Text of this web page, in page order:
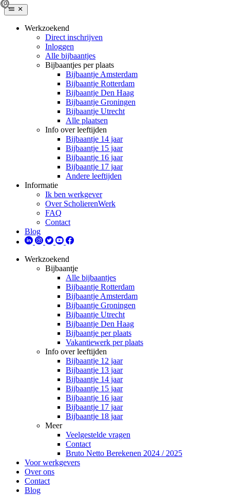
Werkzoekend
Direct inschrijven
Inloggen
Alle bijbaantjes
Bijbaantjes per plaats
Bijbaantje Amsterdam
Bijbaantje Rotterdam
Bijbaantje Den Haag
Bijbaantje Groningen
Bijbaantje Utrecht
Alle plaatsen
Info over leeftijden
Bijbaantje 14 jaar
Bijbaantje 15 jaar
Bijbaantje 16 jaar
Bijbaantje 17 jaar
Andere leeftijden
Informatie
Ik ben werkgever
Over ScholierenWerk
FAQ
Contact
Blog
Werkzoekend
Bijbaantje
Alle bijbaantjes
Bijbaantje Rotterdam
Bijbaantje Amsterdam
Bijbaantje Groningen
Bijbaantje Utrecht
Bijbaantje Den Haag
Bijbaantje per plaats
Vakantiewerk per plaats
Info over leeftijden
Bijbaantje 12 jaar
Bijbaantje 13 jaar
Bijbaantje 14 jaar
Bijbaantje 15 jaar
Bijbaantje 16 jaar
Bijbaantje 17 jaar
Bijbaantje 18 jaar
Meer
Veelgestelde vragen
Contact
Bruto Netto Berekenen 2024 / 2025
Voor werkgevers
Over ons
Contact
Blog